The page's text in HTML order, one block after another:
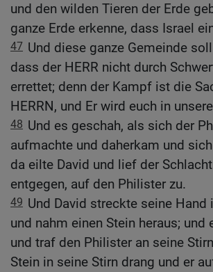
und den wilden Tieren der Erde
ganze Erde erkenne, dass Israel
47 Und diese ganze Gemeinde
dass der HERR nicht durch
errettet; denn der Kampf ist die
HERRN, und Er wird euch in
48 Und es geschah, als sich der
aufmachte und daherkam und
da eilte David und lief der
entgegen, auf den Philister zu.
49 Und David streckte seine Hand
und nahm einen Stein heraus; und
und traf den Philister an seine
Stein in seine Stirn drang und er